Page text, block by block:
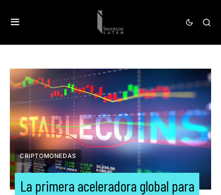
CRIPTOMONEDAS
La primera aceleradora global para